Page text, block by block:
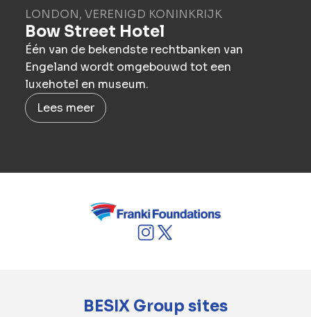
LONDON, VERENIGD KONINKRIJK
Bow Street Hotel
Één van de bekendste rechtbanken van
Engeland wordt omgebouwd tot een
luxehotel en museum.
Lees meer
BESIX Group sites